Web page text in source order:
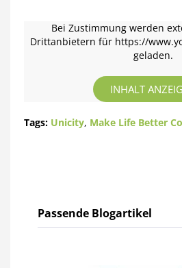
Bei Zustimmung werden
Drittanbietern für https://
geladen.
INHALT
Tags: Unicity, Make Life Better
Passende Blogartikel